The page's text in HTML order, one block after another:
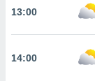
sur
et
13:00
14:00